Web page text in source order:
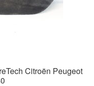
Citroën Peugeot